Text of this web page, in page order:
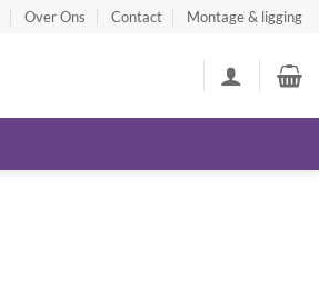
Over Ons Contact Montage & ligging